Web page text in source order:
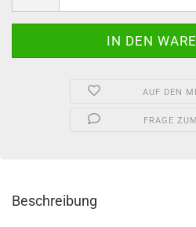
AUF DEN
FRAGE
Beschreibung